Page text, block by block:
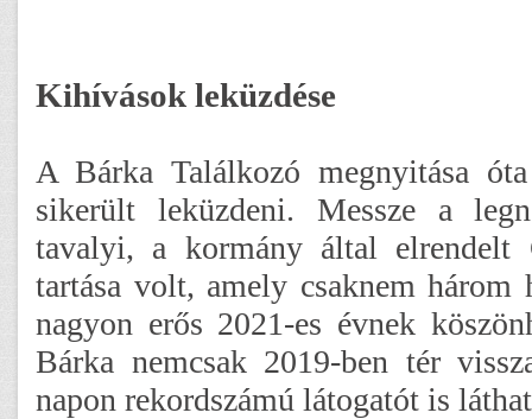
Kihívások leküzdése
A Bárka Találkozó megnyitása
sikerült leküzdeni. Messze a
tavalyi, a kormány által elrendelt
tartása volt, amely csaknem három
nagyon erős 2021-es évnek
Bárka nemcsak 2019-ben tér
napon rekordszámú látogatót is